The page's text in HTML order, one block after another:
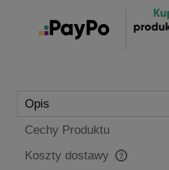
Opis
Cechy Produktu
Koszty dostawy
Cena nie zawiera ewentualnych